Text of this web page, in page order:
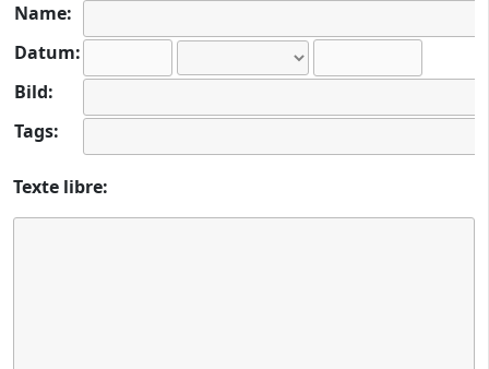
Name:
Datum:
Bild:
Tags:
Texte libre: